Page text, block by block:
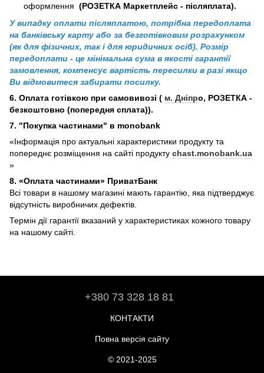
оформлення (РОЗЕТКА Маркетплейс - післяплата).
У випадку оплати післяплатою, потрібна передоплата
на банківську карту або за безготівковим розрахунком
(як для фізичних, так і для юридичних осіб). Розмір
передоплати - це мінімальна сума в якості гарантії
замовлення, компенсує вартість пересилки в разі якщо
Ви відмовитеся забирати посилку.
6. Оплата готівкою при самовивозі ( м. Дніпро, РОЗЕТКА -
безкоштовно (попередня сплата)).
7. "Покупка частинами" в monobank
«Інформація про актуальні характеристики продукту та
попереднє розміщення на сайті продукту chast.monobank.ua
»
8. «Оплата частинами» ПриватБанк
Всі товари в нашому магазині мають гарантію, яка підтверджує
відсутність виробничих дефектів.
Термін дії гарантії вказаний у характеристиках кожного товару
на нашому сайті.
+380 73 328 18 81
КОНТАКТИ
Повна версія сайту
© 2021-2025